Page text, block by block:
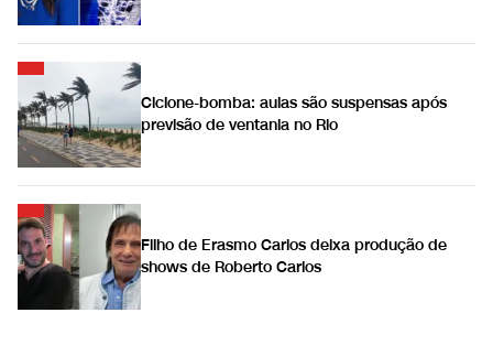
Ciclone-bomba: aulas são suspensas após
previsão de ventania no Rio
Filho de Erasmo Carlos deixa produção de
shows de Roberto Carlos